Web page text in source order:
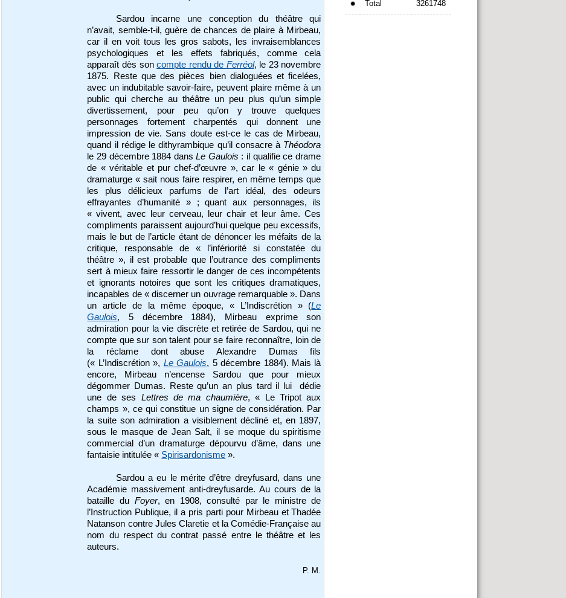
Sardou incarne une conception du théâtre qui
n’avait, semble-t-il, guère de chances de plaire à Mirbeau,
car il en voit tous les gros sabots, les invraisemblances
psychologiques et les effets fabriqués, comme cela
apparaît dès soncompte rendu de Ferréol, le 23 novembre
1875. Reste que des pièces bien dialoguées et ficelées,
avec un indubitable savoir-faire, peuvent plaire même à un
public qui cherche au théâtre un peu plus qu’un simple
divertissement, pour peu qu’on y trouve quelques
personnages fortement charpentés qui donnent une
impression de vie. Sans doute est-ce le cas de Mirbeau,
quand il rédige le dithyrambique qu’il consacre à Théodora
le 29 décembre 1884 dansLe Gaulois : il qualifie ce drame
de « véritable et pur chef-d’œuvre », car le « génie » du
dramaturge « sait nous faire respirer, en même temps que
les plus délicieux parfums de l’art idéal, des odeurs
effrayantes d’humanité » ; quant aux personnages, ils
« vivent, avec leur cerveau, leur chair et leur âme. Ces
compliments paraissent aujourd’hui quelque peu excessifs,
mais le but de l’article étant de dénoncer les méfaits de la
critique, responsable de « l’infériorité si constatée du
théâtre », il est probable que l’outrance des compliments
sert à mieux faire ressortir le danger de ces incompétents
et ignorants notoires que sont les critiques dramatiques,
incapables de « discerner un ouvrage remarquable ». Dans
un article de la même époque, « L’Indiscrétion » (Le
Gaulois, 5 décembre 1884), Mirbeau exprime son
admiration pour la vie discrète et retirée de Sardou, qui ne
compte que sur son talent pour se faire reconnaître, loin de
la réclame dont abuse Alexandre Dumas fils
(« L’Indiscrétion », Le Gaulois, 5 décembre 1884). Mais là
encore, Mirbeau n’encense Sardou que pour mieux
dégommer Dumas. Reste qu’un an plus tard il lui dédie
une de ses Lettres de ma chaumière, « Le Tripot aux
champs », ce qui constitue un signe de considération. Par
la suite son admiration a visiblement décliné et, en 1897,
sous le masque de Jean Salt, il se moque du spiritisme
commercial d’un dramaturge dépourvu d’âme, dans une
fantaisie intitulée « Spirisardonisme ».
Sardou a eu le mérite d’être dreyfusard, dans une
Académie massivement anti-dreyfusarde. Au cours de la
bataille du Foyer, en 1908, consulté par le ministre de
l’Instruction Publique, il a pris parti pour Mirbeau et Thadée
Natanson contre Jules Claretie et la Comédie-Française au
nom du respect du contrat passé entre le théâtre et les
auteurs.
P. M.
Total 3261748